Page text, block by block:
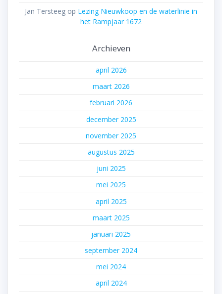
Jan Tersteeg op Lezing Nieuwkoop en de waterlinie in
het Rampjaar 1672
Archieven
april 2026
maart 2026
februari 2026
december 2025
november 2025
augustus 2025
juni 2025
mei 2025
april 2025
maart 2025
januari 2025
september 2024
mei 2024
april 2024